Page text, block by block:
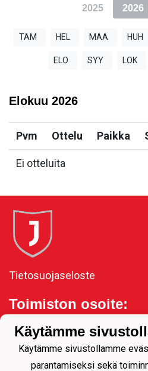
2025 2026
TAM HEL MAA HUH
ELO SYY LOK
Elokuu 2026
Pvm Ottelu Paikka
Ei otteluita
Tietosuojaseloste
Toimiston osoite:
Joensuu
Käytämme
Käytämme sivustollamme
parantamiseksi sekä